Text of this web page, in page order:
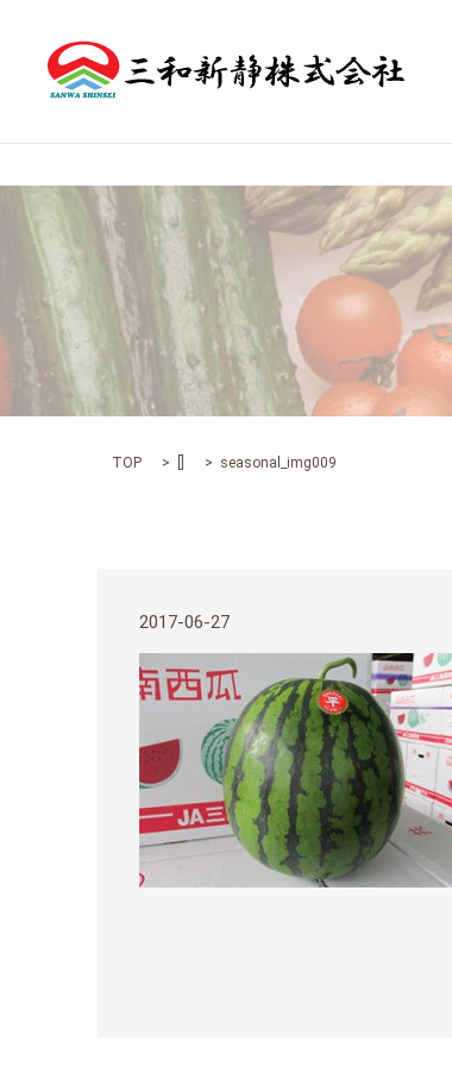
TOP seasonal_img009
2017-06-27